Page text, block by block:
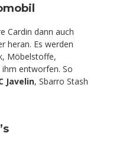
Cardin dann auch
heran. Es werden
Möbelstoffe,
entworfen. So
Javelin, Sbarro Stash